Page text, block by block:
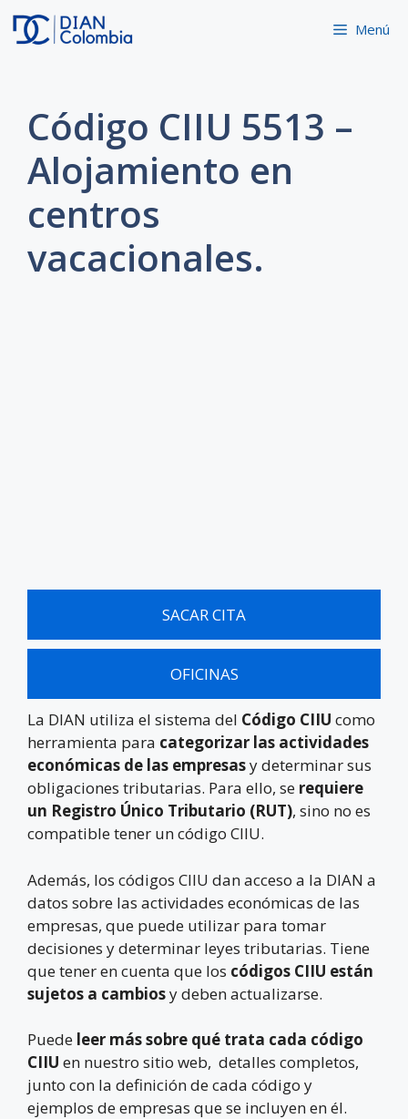
Saltar
Menú
Código CIIU 5513 –
Alojamiento en
centros
vacacionales.
SACAR CITA
OFICINAS
La DIAN utiliza el sistema del Código CIIU como
herramienta para categorizar las actividades
económicas de las empresasy determinar sus
obligaciones tributarias. Para ello, se requiere
un Registro Único Tributario (RUT), sino no es
compatible tener un código CIIU.
Además, los códigos CIIU dan acceso a la DIAN a
datos sobre las actividades económicas de las
empresas, que puede utilizar para tomar
decisiones y determinar leyes tributarias. Tiene
que tener en cuenta que los códigos CIIU están
sujetos a cambiosy deben actualizarse.
Puede leer más sobre qué trata cada código
CIIU en nuestro sitio web, detalles completos,
junto con la definición de cada código y
ejemplos de empresas que se incluyen en él.